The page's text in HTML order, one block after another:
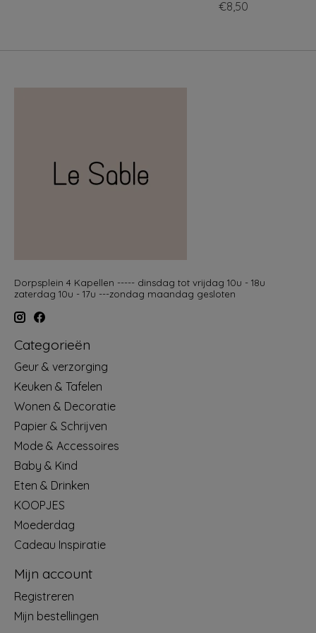
€8,50
Dorpsplein 4 Kapellen ----- dinsdag tot vrijdag 10u - 18u
zaterdag 10u - 17u ---zondag maandag gesloten
Categorieën
Geur & verzorging
Keuken & Tafelen
Wonen & Decoratie
Papier & Schrijven
Mode & Accessoires
Baby & Kind
Eten & Drinken
KOOPJES
Moederdag
Cadeau Inspiratie
Mijn account
Registreren
Mijn bestellingen